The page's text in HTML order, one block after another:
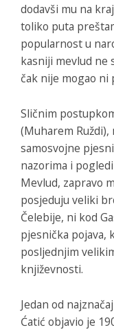
dodavši mu na
toliko puta
popularnost u
kasniji mevlud ne
čak nije mogao ni
Sličnim
(Muharem
samosvojne
nazorima i
Mevlud, zapravo
posjeduju veliki
Čelebije, ni kod
pjesnička pojava,
posljednjim
književnosti.
Jedan od
Ćatić objavio je